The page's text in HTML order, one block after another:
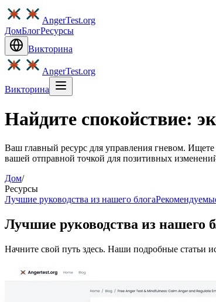
AngerTest.org
ДомБлогРесурсы
Викторина
AngerTest.org
Викторина
Найдите спокойствие:
Ваш главный ресурс для управления гневом.
вашей отправной точкой для позитивных
Дом/
Ресурсы
Лучшие руководства из нашего блога
Лучшие руководства из нашего
Начните свой путь здесь. Наши подробные статьи